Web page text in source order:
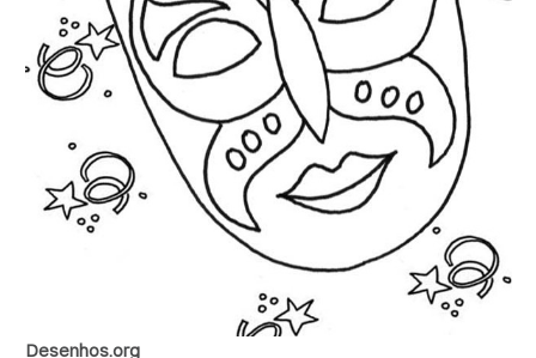
Desenhos.org